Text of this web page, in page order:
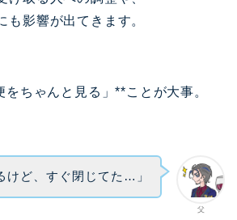
も影響が出てきます。
ちゃんと見る」**ことが大事。
父
けど、すぐ閉じてた…」